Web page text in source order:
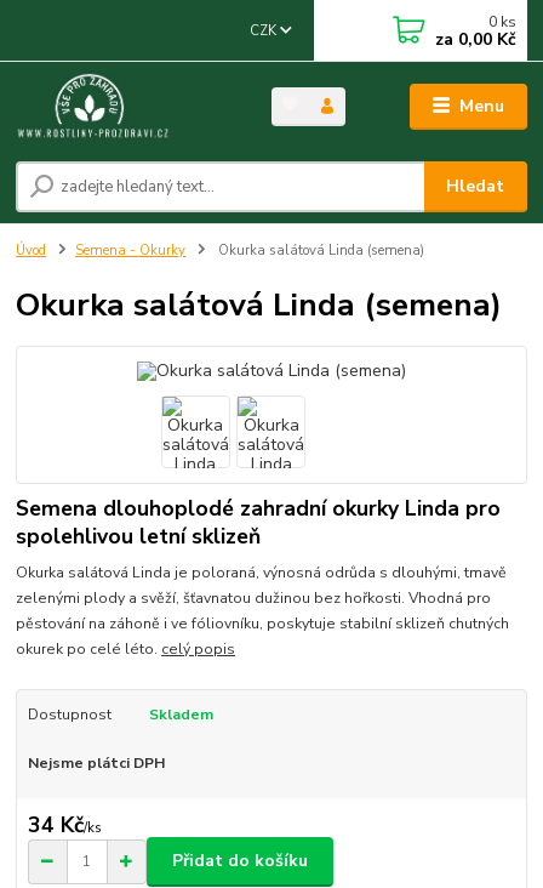
Menu
CZK
Hledat
0 ks
za 0,00 Kč
Úvod Semena - Okurky Okurka salátová Linda (semena)
Okurka salátová Linda (semena)
Semena dlouhoplodé zahradní okurky Linda pro
spolehlivou letní sklizeň
Okurka salátová Linda je poloraná, výnosná odrůda s dlouhými, tmavě
zelenými plody a svěží, šťavnatou dužinou bez hořkosti. Vhodná pro
pěstování na záhoně i ve fóliovníku, poskytuje stabilní sklizeň chutných
okurek po celé léto. celý popis
Dostupnost Skladem
Nejsme plátci DPH
34 Kč/ks
Přidat do košíku